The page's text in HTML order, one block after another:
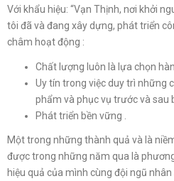
Với khẩu hiệu: “Vạn Thịnh, nơi khởi
tôi đã và đang xây dựng, phát triển
châm hoạt động :
Chất lượng luôn là lựa chọn
Uy tín trong việc duy trì những
phẩm và phục vụ trước và sau
Phát triển bền vững .
Một trong những thành quả và là
được trong những năm qua là
hiệu quả của mình cùng đội ngũ nhân